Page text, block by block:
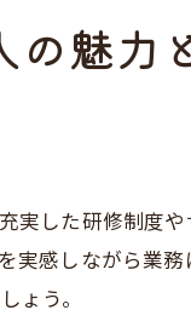
解説
魅力
実した研修制度
実感しながら業
ょう。